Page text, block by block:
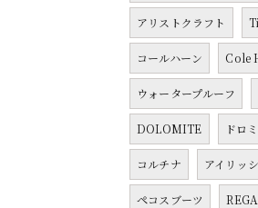
アリストクラフト
コールハーン Cole
ウォータープルーフ
DOLOMITE ドロ
コルチナ アイリッ
ペコスブーツ